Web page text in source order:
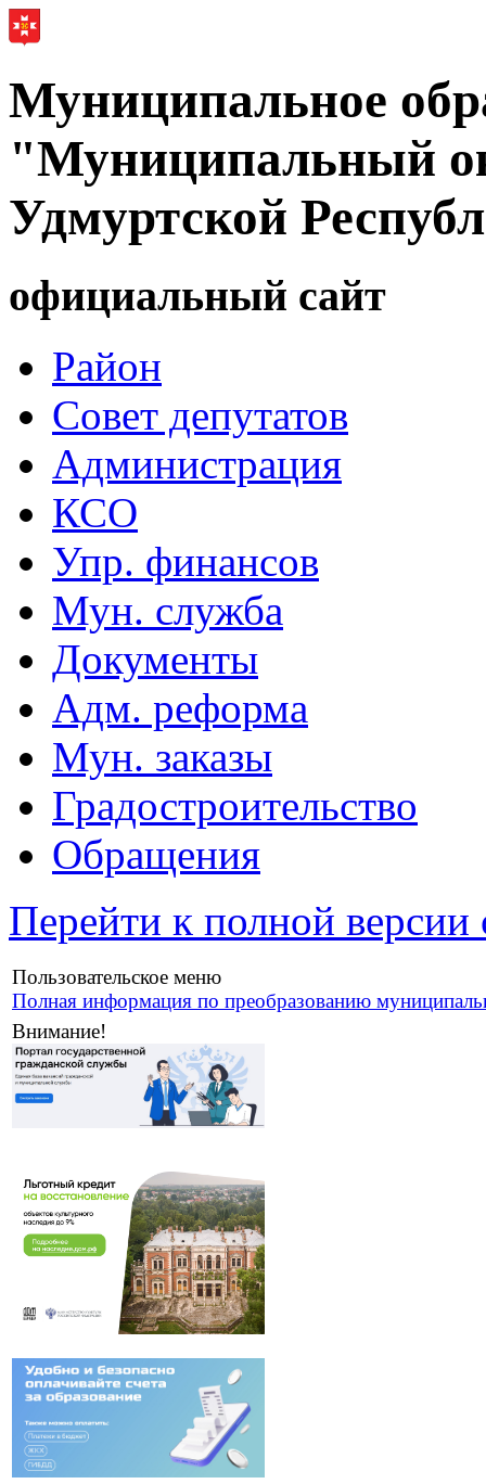
Муниципальное
"Муниципальный
Удмуртской
официальный сайт
Район
Совет депутатов
Администрация
КСО
Упр. финансов
Мун. служба
Документы
Адм. реформа
Мун. заказы
Градостроительство
Обращения
Перейти к полной версии
Пользовательское меню
Полная информация по преобразованию
Внимание!